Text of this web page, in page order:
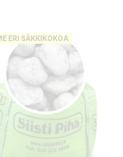
ERI SÄKKIKOKOA